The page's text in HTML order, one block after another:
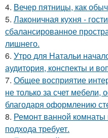
4. Вечер пятницы, как
5. Лаконичная кухня -
сбалансированное
лишнего.
6. Утро для Натальи
аудитория, конспекты и
7. Общее восприятие
не только за счет мебели,
благодаря оформлению
8. Ремонт ванной комнаты
подхода требует.